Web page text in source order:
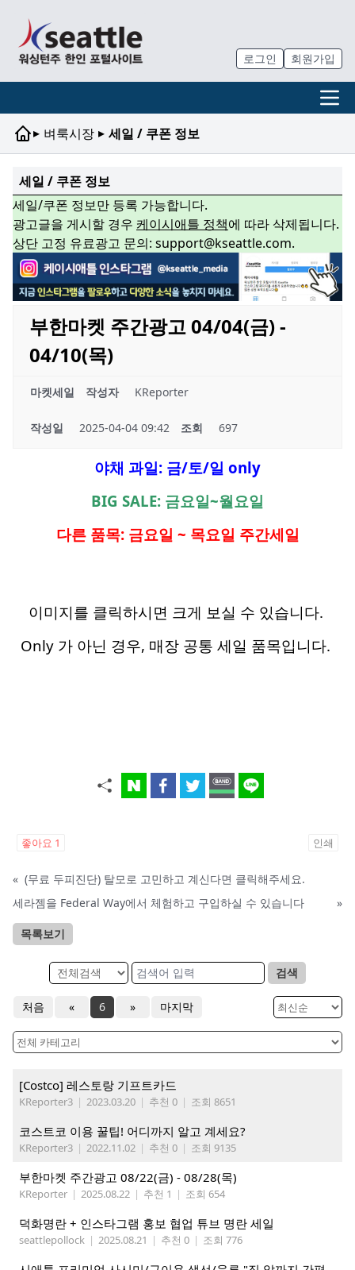
로그인 회원가입
▸ 벼룩시장 ▸ 세일 / 쿠폰 정보
세일 / 쿠폰 정보
세일/쿠폰 정보만 등록 가능합니다.
광고글을 게시할 경우 케이시애틀 정책에 따라 삭제됩니다.
상단 고정 유료광고 문의: support@kseattle.com.
부한마켓 주간광고 04/04(금) -
04/10(목)
마켓세일 작성자 KReporter
작성일 2025-04-04 09:42 조회 697
야채 과일: 금/토/일 only
BIG SALE: 금요일~월요일
다른 품목: 금요일 ~ 목요일 주간세일
이미지를 클릭하시면 크게 보실 수 있습니다.
Only 가 아닌 경우, 매장 공통 세일 품목입니다.
좋아요 1 인쇄
« (무료 두피진단) 탈모로 고민하고 계신다면 클릭해주세요.
세라젬을 Federal Way에서 체험하고 구입하실 수 있습니다
»
목록보기
검색
처음 « 6 » 마지막
[Costco] 레스토랑 기프트카드
KReporter3 | 2023.03.20 | 추천 0 | 조회 8651
코스트코 이용 꿀팁! 어디까지 알고 계세요?
KReporter3 | 2022.11.02 | 추천 0 | 조회 9135
부한마켓 주간광고 08/22(금) - 08/28(목)
KReporter | 2025.08.22 | 추천 1 | 조회 654
덕화명란 + 인스타그램 홍보 협업 튜브 명란 세일
seattlepollock | 2025.08.21 | 추천 0 | 조회 776